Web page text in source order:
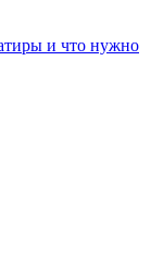
и что нужно